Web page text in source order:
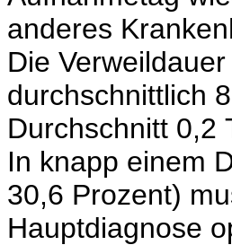
anderes
Die
durchschnittlich
Durchschnitt 0,2
In knapp einem
30,6 Prozent)
Hauptdiagnose